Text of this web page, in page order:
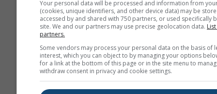
Сезонска
прогноза
Your personal data will be processed and information from
(cookies, unique identifiers, and other device data) may be
accessed by and shared with 750 partners, or used specifically
site. We and our partners may use precise geolocation data.
partners.
Some vendors may process your personal data on the basis of
interest, which you can object to by managing your options
for a link at the bottom of this page or in the site menu to
withdraw consent in privacy and cookie settings.